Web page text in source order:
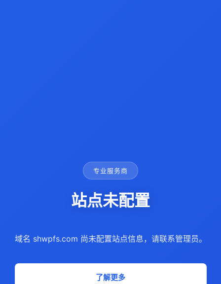
专业服务商
站点未配置
域名 shwpfs.com 尚未配置站点信息，请联系管理员。
了解更多